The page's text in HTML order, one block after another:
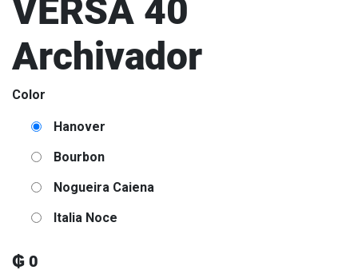
VERSA 40
Archivador
Color
Hanover
Bourbon
Nogueira Caiena
Italia Noce
₲ 0